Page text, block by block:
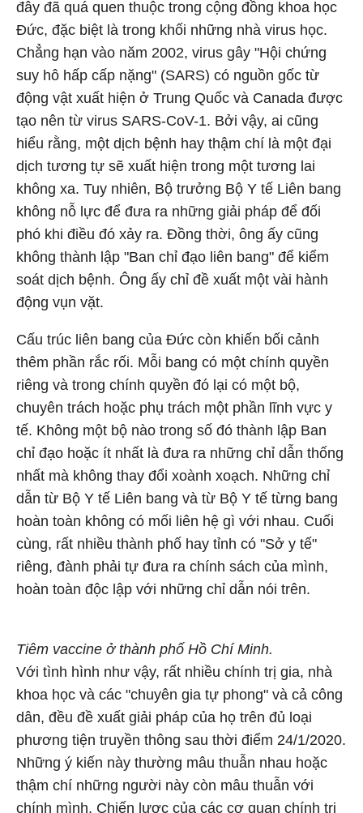
đây đã quá quen thuộc trong cộng đồng khoa học
Đức, đặc biệt là trong khối những nhà virus học.
Chẳng hạn vào năm 2002, virus gây "Hội chứng
suy hô hấp cấp nặng" (SARS) có nguồn gốc từ
động vật xuất hiện ở Trung Quốc và Canada được
tạo nên từ virus SARS-CoV-1. Bởi vậy, ai cũng
hiểu rằng, một dịch bệnh hay thậm chí là một đại
dịch tương tự sẽ xuất hiện trong một tương lai
không xa. Tuy nhiên, Bộ trưởng Bộ Y tế Liên bang
không nỗ lực để đưa ra những giải pháp để đối
phó khi điều đó xảy ra. Đồng thời, ông ấy cũng
không thành lập "Ban chỉ đạo liên bang" để kiểm
soát dịch bệnh. Ông ấy chỉ đề xuất một vài hành
động vụn vặt.
Cấu trúc liên bang của Đức còn khiến bối cảnh
thêm phần rắc rối. Mỗi bang có một chính quyền
riêng và trong chính quyền đó lại có một bộ,
chuyên trách hoặc phụ trách một phần lĩnh vực y
tế. Không một bộ nào trong số đó thành lập Ban
chỉ đạo hoặc ít nhất là đưa ra những chỉ dẫn thống
nhất mà không thay đổi xoành xoạch. Những chỉ
dẫn từ Bộ Y tế Liên bang và từ Bộ Y tế từng bang
hoàn toàn không có mối liên hệ gì với nhau. Cuối
cùng, rất nhiều thành phố hay tỉnh có "Sở y tế"
riêng, đành phải tự đưa ra chính sách của mình,
hoàn toàn độc lập với những chỉ dẫn nói trên.
Tiêm vaccine ở thành phố Hồ Chí Minh.
Với tình hình như vậy, rất nhiều chính trị gia, nhà
khoa học và các "chuyên gia tự phong" và cả công
dân, đều đề xuất giải pháp của họ trên đủ loại
phương tiện truyền thông sau thời điểm 24/1/2020.
Những ý kiến này thường mâu thuẫn nhau hoặc
thậm chí những người này còn mâu thuẫn với
chính mình. Chiến lược của các cơ quan chính trị